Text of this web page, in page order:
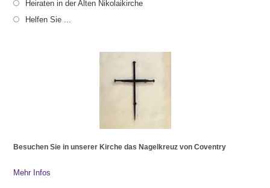
Heiraten in der Alten Nikolaikirche
Helfen Sie ...
Besuchen Sie in unserer Kirche das Nagelkreuz von Coventry
Mehr Infos